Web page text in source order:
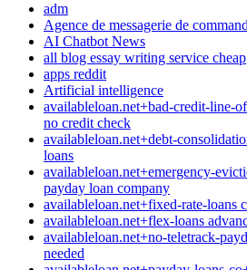
adm
Agence de messagerie de
AI Chatbot News
all blog essay writing service cheap
apps reddit
Artificial intelligence
availableloan.net+bad-credit-line-
no credit check
availableloan.net+debt-
loans
availableloan.net+emergency-
payday loan company
availableloan.net+fixed-rate-loans
availableloan.net+flex-loans
availableloan.net+no-teletrack-
needed